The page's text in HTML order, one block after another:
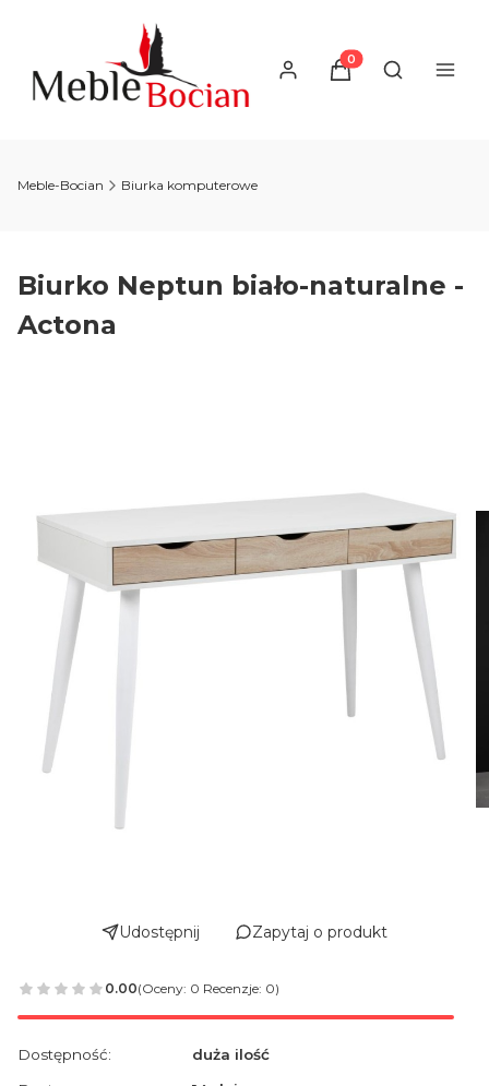
Produkty w
Otwórz
Meble-Bocian Biurka komputerowe
Biurko Neptun biało-naturalne -
Actona
Udostępnij Zapytaj o produkt
0.00(Oceny: 0 Recenzje: 0)
Dostępność:
duża ilość